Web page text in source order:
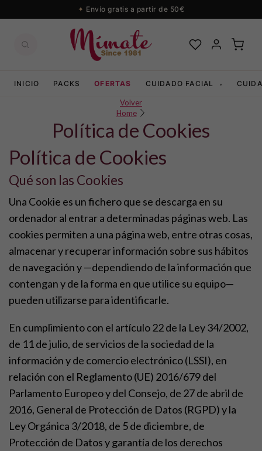
Envío gratis a partir de 50€
INICIO PACKS OFERTAS CUIDADO FACIAL ▾
Volver
Home
Política de Cookies
Política de Cookies
Qué son las Cookies
Una Cookie es un fichero que se descarga en su
ordenador al entrar a determinadas páginas web. Las
cookies permiten a una página web, entre otras cosas,
almacenar y recuperar información sobre sus hábitos
de navegación y —dependiendo de la información que
contengan y de la forma en que utilice su equipo—
pueden utilizarse para identificarle.
En cumplimiento con el artículo 22 de la Ley 34/2002,
de 11 de julio, de servicios de la sociedad de la
información y de comercio electrónico (LSSI), en
relación con el Reglamento (UE) 2016/679 del
Parlamento Europeo y del Consejo, de 27 de abril de
2016, General de Protección de Datos (RGPD) y la
Ley Orgánica 3/2018, de 5 de diciembre, de
Protección de Datos y garantía de los derechos